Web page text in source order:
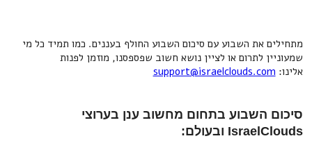
מתחילים את השבוע עם סיכום השבוע החולף בעננים. כמו תמיד כל מי
שמעוניין לתרום או לציין נושא חשוב שפספסנו, מוזמן לפנות
אלינו: support@israelclouds.com
סיכום השבוע בתחום מחשוב ענן בערוצי
IsraelClouds ובעולם: